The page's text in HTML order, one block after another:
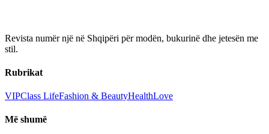
Revista numër një në Shqipëri për modën, bukurinë dhe jetesën me
stil.
Rubrikat
VIPClass LifeFashion & BeautyHealthLove
Më shumë